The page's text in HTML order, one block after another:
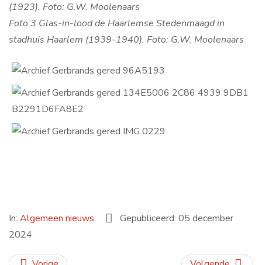
(1923). Foto: G.W. Moolenaars
Foto 3 Glas-in-lood de Haarlemse Stedenmaagd in
stadhuis Haarlem (1939-1940). Foto: G.W. Moolenaars
In: Algemeen nieuws
Gepubliceerd: 05 december
2024